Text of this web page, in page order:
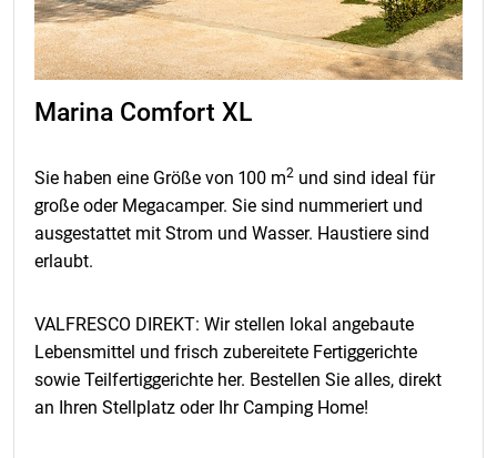
Marina Comfort XL
Sie haben eine Größe von 100 m2 und sind ideal für
große oder Megacamper. Sie sind nummeriert und
ausgestattet mit Strom und Wasser. Haustiere sind
erlaubt.
VALFRESCO DIREKT: Wir stellen lokal angebaute
Lebensmittel und frisch zubereitete Fertiggerichte
sowie Teilfertiggerichte her. Bestellen Sie alles, direkt
an Ihren Stellplatz oder Ihr Camping Home!